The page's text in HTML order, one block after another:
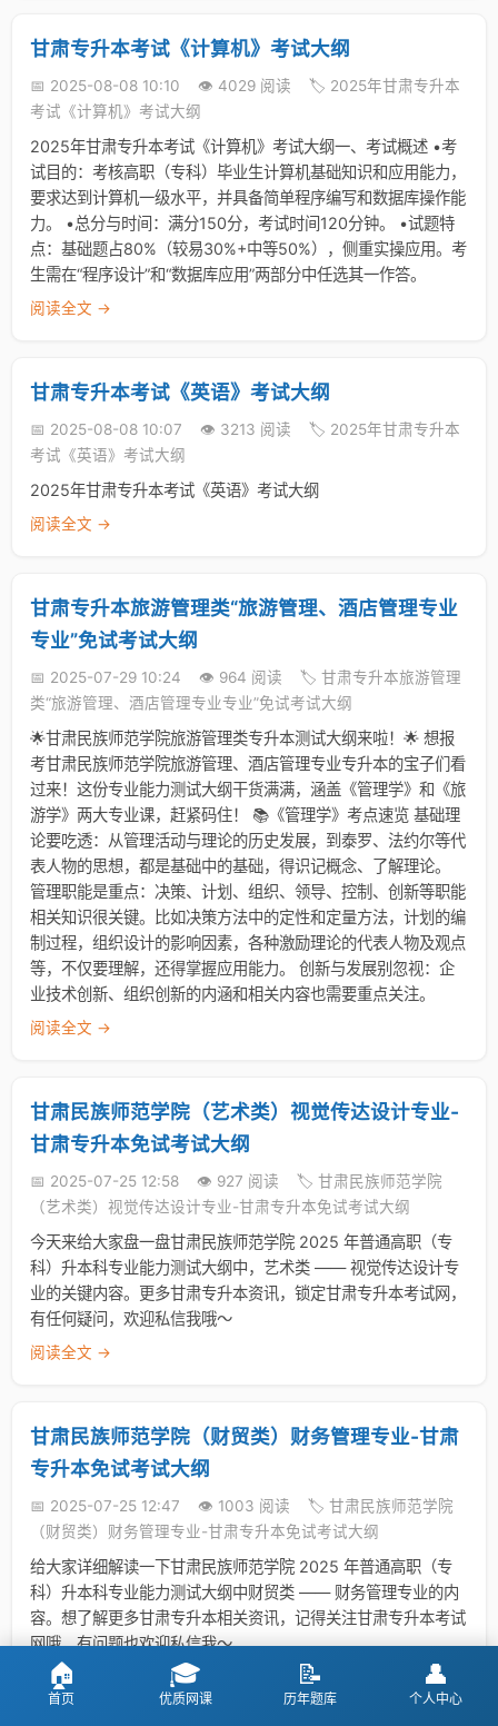
甘肃专升本考试《计算机》考试大纲
📅 2025-08-08 10:10 👁️ 4029 阅读
🏷️ 2025年甘肃专升本
考试《计算机》考试大纲
2025年甘肃专升本考试《计算机》考试大纲一、考试概述 •考
试目的：考核高职（专科）毕业生计算机基础知识和应用能力，
要求达到计算机一级水平，并具备简单程序编写和数据库操作能
力。 •总分与时间：满分150分，考试时间120分钟。 •试题特
点：基础题占80%（较易30%+中等50%），侧重实操应用。考
生需在“程序设计”和“数据库应用”两部分中任选其一作答。
阅读全文 →
甘肃专升本考试《英语》考试大纲
📅 2025-08-08 10:07 👁️ 3213 阅读
🏷️ 2025年甘肃专升本
考试《英语》考试大纲
2025年甘肃专升本考试《英语》考试大纲
阅读全文 →
甘肃专升本旅游管理类“旅游管理、酒店管理专业
专业”免试考试大纲
📅 2025-07-29 10:24 👁️ 964 阅读
🏷️ 甘肃专升本旅游管理
类“旅游管理、酒店管理专业专业”免试考试大纲
🌟甘肃民族师范学院旅游管理类专升本测试大纲来啦！🌟 想报
考甘肃民族师范学院旅游管理、酒店管理专业专升本的宝子们看
过来！这份专业能力测试大纲干货满满，涵盖《管理学》和《旅
游学》两大专业课，赶紧码住！ 📚《管理学》考点速览 基础理
论要吃透：从管理活动与理论的历史发展，到泰罗、法约尔等代
表人物的思想，都是基础中的基础，得识记概念、了解理论。
管理职能是重点：决策、计划、组织、领导、控制、创新等职能
相关知识很关键。比如决策方法中的定性和定量方法，计划的编
制过程，组织设计的影响因素，各种激励理论的代表人物及观点
等，不仅要理解，还得掌握应用能力。 创新与发展别忽视：企
业技术创新、组织创新的内涵和相关内容也需要重点关注。
阅读全文 →
甘肃民族师范学院（艺术类）视觉传达设计专业-
甘肃专升本免试考试大纲
📅 2025-07-25 12:58 👁️ 927 阅读
🏷️ 甘肃民族师范学院
（艺术类）视觉传达设计专业-甘肃专升本免试考试大纲
今天来给大家盘一盘甘肃民族师范学院 2025 年普通高职（专
科）升本科专业能力测试大纲中，艺术类 —— 视觉传达设计专
业的关键内容。更多甘肃专升本资讯，锁定甘肃专升本考试网，
有任何疑问，欢迎私信我哦～
阅读全文 →
甘肃民族师范学院（财贸类）财务管理专业-甘肃
专升本免试考试大纲
📅 2025-07-25 12:47 👁️ 1003 阅读
🏷️ 甘肃民族师范学院
（财贸类）财务管理专业-甘肃专升本免试考试大纲
给大家详细解读一下甘肃民族师范学院 2025 年普通高职（专
科）升本科专业能力测试大纲中财贸类 —— 财务管理专业的内
容。想了解更多甘肃专升本相关资讯，记得关注甘肃专升本考试
网哦，有问题也欢迎私信我～
阅读全文 →
🏠
首页
🎓
优质网课
📝
历年题库
👤
个人中心